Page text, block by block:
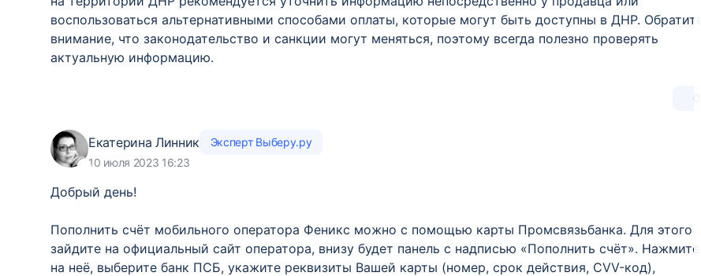
воспользоваться альтернативными способами оплаты, которые могут быть доступны в ДНР. Обратите
внимание, что законодательство и санкции могут меняться, поэтому всегда полезно проверять
актуальную информацию.
0
Екатерина Линник
Эксперт Выберу.ру
10 июля 2023 16:23
Добрый день!
Пополнить счёт мобильного оператора Феникс можно с помощью карты Промсвязьбанка. Для этого
зайдите на официальный сайт оператора, внизу будет панель с надписью «Пополнить счёт». Нажмите
на неё, выберите банк ПСБ, укажите реквизиты Вашей карты (номер, срок действия, CVV-код),